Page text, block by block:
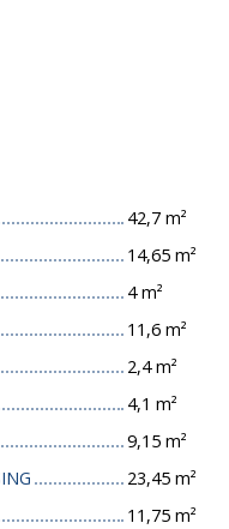
42,7 m²
14,65 m²
4 m²
11,6 m²
2,4 m²
4,1 m²
9,15 m²
23,45 m²
11,75 m²